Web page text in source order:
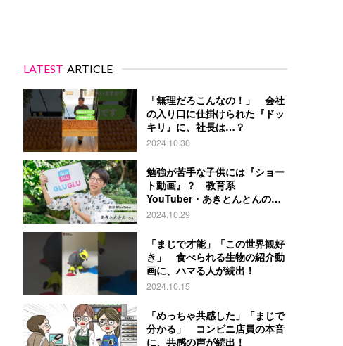
LATEST ARTICLE
「無理だろこんなの！」 会社
の入り口に仕掛けられた『ドッ
キリ』に、社長は…？
2024.10.30
勉強が苦手な子供には『ショー
ト動画』？ 教育系
YouTuber・あきとんとんの戦
略とは
2024.10.29
「まじで才能」「この世界観好
き」 食べられる生物の紹介動
画に、ハマる人が続出！
2024.10.15
「めっちゃ共感した」「まじで
分かる」 コンビニ店員の本音
に、共感の声が続出！